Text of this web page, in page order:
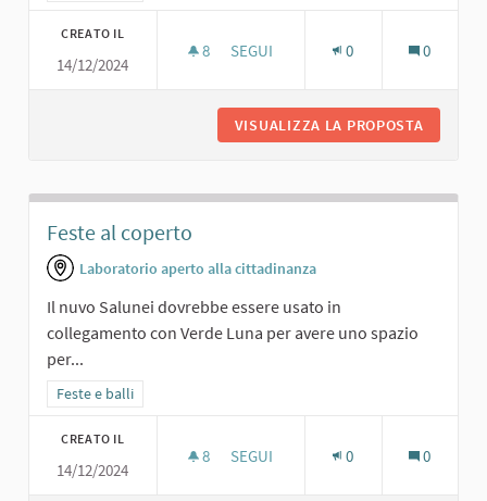
CREATO IL
14/12/2024
8 8 SOSTENITORI
SEGUI 0 0
VISUALIZZA LA PROPOSTA
Feste al coperto
Laboratorio aperto alla cittadinanza
Il nuvo Salunei dovrebbe essere usato in
collegamento con Verde Luna per avere uno spazio
per...
Filtra i risultati per categoria: Feste e balli
Feste e balli
CREATO IL
14/12/2024
8 8 SOSTENITORI
SEGUI 0 0